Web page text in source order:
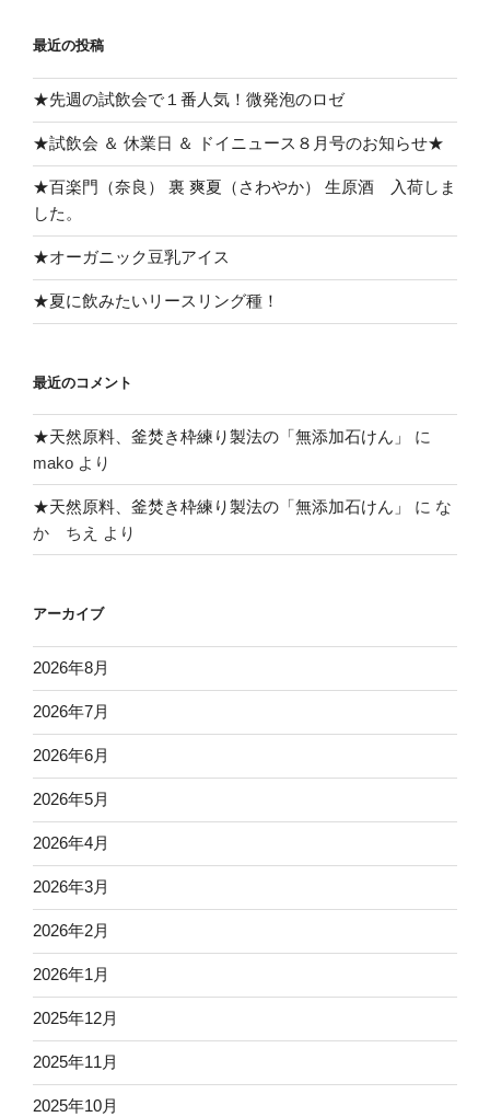
最近の投稿
★先週の試飲会で１番人気！微発泡のロゼ
★試飲会 ＆ 休業日 ＆ ドイニュース８月号のお知らせ★
★百楽門（奈良） 裏 爽夏（さわやか） 生原酒 入荷しま
した。
★オーガニック豆乳アイス
★夏に飲みたいリースリング種！
最近のコメント
★天然原料、釜焚き枠練り製法の「無添加石けん」
に
mako より
★天然原料、釜焚き枠練り製法の「無添加石けん」 に な
か ちえ
より
アーカイブ
2026年8月
2026年7月
2026年6月
2026年5月
2026年4月
2026年3月
2026年2月
2026年1月
2025年12月
2025年11月
2025年10月